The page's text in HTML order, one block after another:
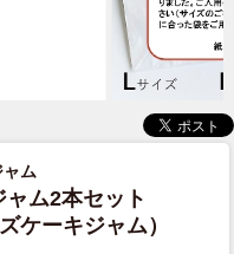
ム
ム2本セット
ケーキジャム）